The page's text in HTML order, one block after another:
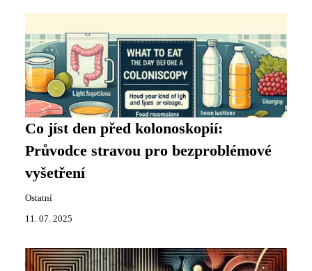
Co jíst den před kolonoskopií:
Průvodce stravou pro bezproblémové
vyšetření
Ostatní
11. 07. 2025